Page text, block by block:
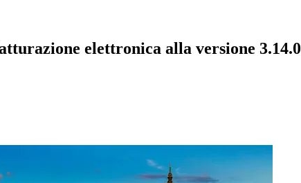
elettronica alla versione 3.14.0